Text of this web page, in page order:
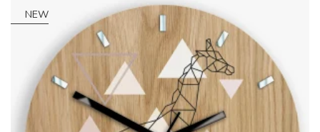
NEW